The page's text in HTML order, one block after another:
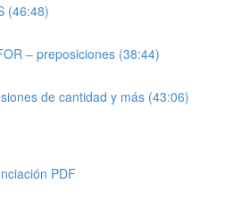
(46:48)
– preposiciones (38:44)
de cantidad y más (43:06)
PDF